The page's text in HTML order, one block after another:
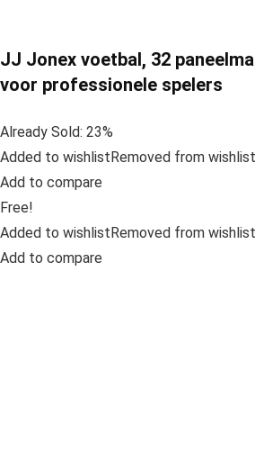
JJ Jonex voetbal, 32
voor professionele spelers
Already Sold: 23%
Added to wishlistRemoved from
Add to compare
Free!
Added to wishlistRemoved from
Add to compare